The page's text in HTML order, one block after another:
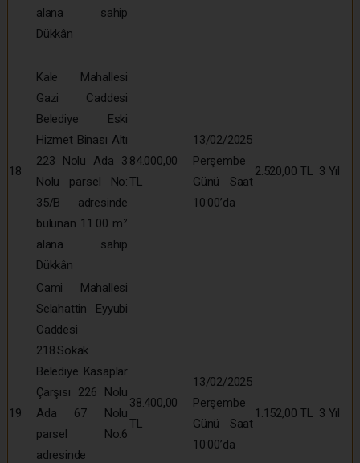
alana sahip
Dükkân
18
Kale Mahallesi
Gazi Caddesi
Belediye Eski
Hizmet Binası Altı
223 Nolu Ada 3
Nolu parsel No:
35/B adresinde
bulunan 11.00 m²
alana sahip
Dükkân
84.000,00
TL
13/02/2025
Perşembe
Günü Saat
10:00’da
2.520,00 TL 3 Yıl
19
Cami Mahallesi
Selahattin Eyyubi
Caddesi
218.Sokak
Belediye Kasaplar
Çarşısı 226 Nolu
Ada 67 Nolu
parsel No:6
adresinde
38.400,00
TL
13/02/2025
Perşembe
Günü Saat
10:00’da
1.152,00 TL 3 Yıl